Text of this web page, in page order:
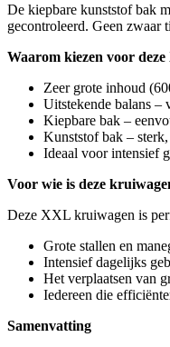
De kiepbare kunststof bak
gecontroleerd. Geen zwaar
Waarom kiezen voor
Zeer grote inhoud
Uitstekende balans –
Kiepbare bak –
Kunststof bak –
Ideaal voor intensief
Voor wie is deze
Deze XXL kruiwagen is
Grote stallen en
Intensief dagelijks
Het verplaatsen van
Iedereen die
Samenvatting